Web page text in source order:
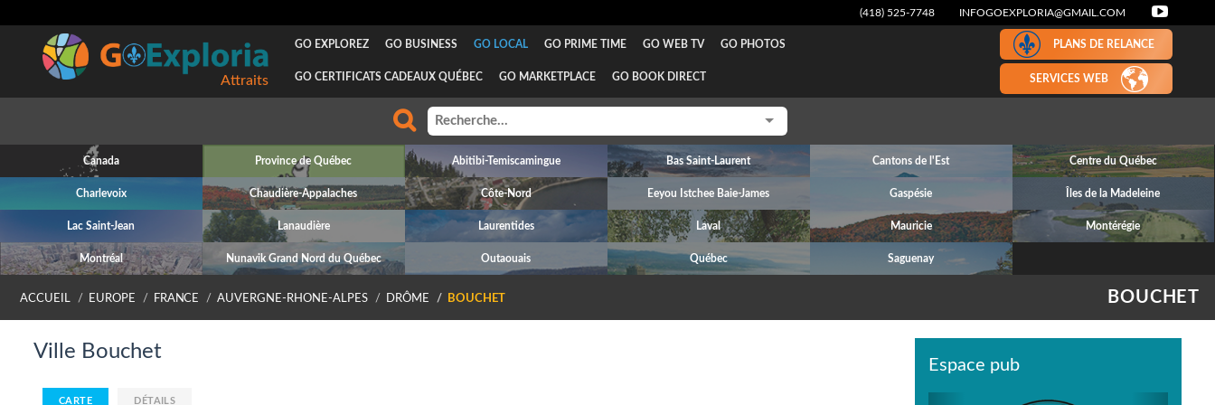
(418) 525-7748 INFOGOEXPLORIA@GMAIL.COM
Attraits
GO EXPLOREZ GO BUSINESS GO LOCAL GO PRIME TIME GO WEB TV GO PHOTOS
GO CERTIFICATS CADEAUX QUÉBEC GO MARKETPLACE GO BOOK DIRECT
PLANS DE RELANCE
SERVICES WEB
Canada Province de Québec Abitibi-Temiscamingue Bas Saint-Laurent Cantons de l'Est Centre du Québec
Charlevoix Chaudière-Appalaches Côte-Nord Eeyou Istchee Baie-James Gaspésie Îles de la Madeleine
Lac Saint-Jean Lanaudière Laurentides Laval Mauricie Montérégie
Montréal Nunavik Grand Nord du Québec Outaouais Québec Saguenay
BOUCHET
ACCUEIL EUROPE FRANCE AUVERGNE-RHONE-ALPES DRÔME BOUCHET
Ville Bouchet
CARTE DÉTAILS
Espace pub